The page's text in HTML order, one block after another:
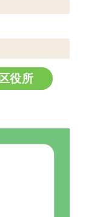
区役所